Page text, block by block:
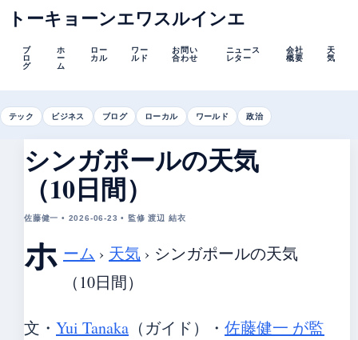
トーキョーンエワスルインエ
ブ
ロ
グ
ホ
ー
ム
ロー
カル
ワー
ルド
お問い
合わせ
ニュース
レター
会社
概要
天
気
テック ビジネス ブログ ローカル ワールド 政治
シンガポールの天気
（10日間）
佐藤健一 • 2026-06-23 • 監修 渡辺 結衣
ホ ーム › 天気 › シンガポールの天気
（10日間）
文・ Yui Tanaka （ガイド） ・ 佐藤健一 が監